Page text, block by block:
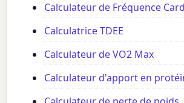
Calculateur de Fréquence
Calculatrice TDEE
Calculateur de VO2 Max
Calculateur d'apport en